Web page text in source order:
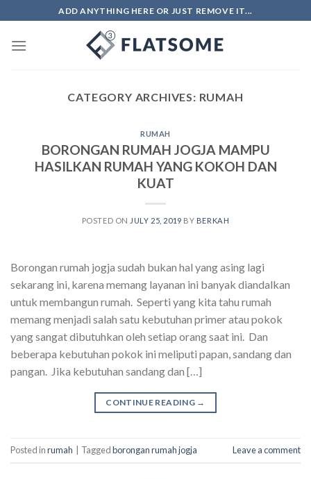
to
content
ADD ANYTHING HERE OR JUST REMOVE IT...
CATEGORY ARCHIVES: RUMAH
RUMAH
BORONGAN RUMAH JOGJA MAMPU
HASILKAN RUMAH YANG KOKOH DAN
KUAT
POSTED ON JULY 25, 2019 BY BERKAH
Borongan rumah jogja sudah bukan hal yang asing lagi
sekarang ini, karena memang layanan ini banyak diandalkan
untuk membangun rumah. Seperti yang kita tahu rumah
memang menjadi salah satu kebutuhan primer atau pokok
yang sangat dibutuhkan oleh setiap orang saat ini. Dan
beberapa kebutuhan pokok ini meliputi papan, sandang dan
pangan. Jika kebutuhan sandang dan […]
CONTINUE READING →
Posted inrumah Taggedborongan rumah jogja Leave a comment